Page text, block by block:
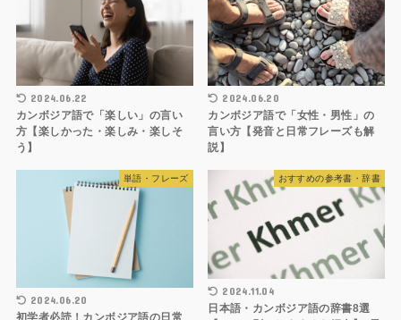
2024.06.22
カンボジア語で「楽しい」の言い
方【楽しかった・楽しみ・楽しそ
う】
2024.06.20
カンボジア語で「女性・男性」の
言い方【発音と日常フレーズも解
説】
単語・フレーズ
2024.06.20
初学者必読！カンボジア語の日常
おすすめの参考書・辞書
2024.11.04
日本語・カンボジア語の辞書8選